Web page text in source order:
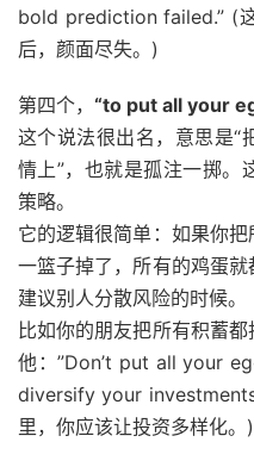
bold prediction failed.” (
后，颜面尽失。)
第四个， “to put all your
这个说法很出名，意思是“
情上”，也就是孤注一掷。
策略。
它的逻辑很简单：如果你
一篮子掉了，所有的鸡蛋
建议别人分散风险的时候。
比如你的朋友把所有积蓄
他：”Don’t put all your
diversify your
里，你应该让投资多样化。)